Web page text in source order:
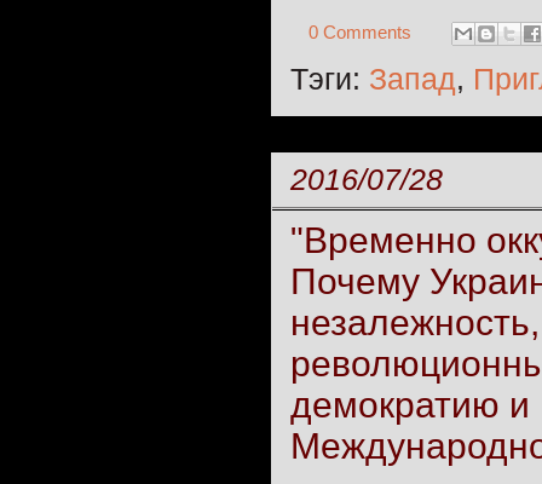
0 Comments
Тэги: Запад,
2016/07/28
"Временно
Почему
демократию и